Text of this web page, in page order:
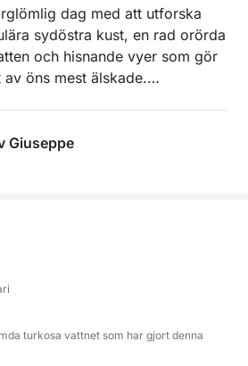
dag med att utforska
sydöstra kust, en rad orörda
och hisnande vyer som gör
öns mest älskade.
Resplanen
med kaptenen baserat på
i Villasimius, känd för sitt
för sina karibiska färger och
möjlighet att stanna till i de mest
att simma, snorkla eller helt
Giuseppe
turkosa vattnet som har gjort denna